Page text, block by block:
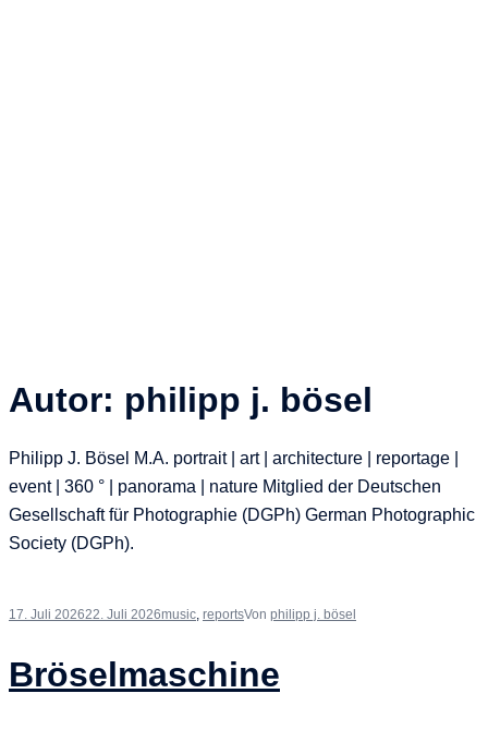
Autor: philipp j. bösel
Philipp J. Bösel M.A. portrait | art | architecture | reportage |
event | 360 ° | panorama | nature Mitglied der Deutschen
Gesellschaft für Photographie (DGPh) German Photographic
Society (DGPh).
17. Juli 202622. Juli 2026music, reportsVon philipp j. bösel
Bröselmaschine